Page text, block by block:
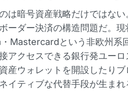
は暗号資産戦略だけではな
ーダー決済の構造問題だ。
Mastercardという非欧州系
アクセスできる銀行発ユー
産ウォレットを開設したり
イティブな代替手段が生まれ